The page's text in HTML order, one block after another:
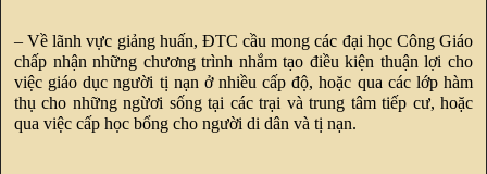
– Về lãnh vực giảng huấn, ĐTC cầu mong các đại học Công Giáo
chấp nhận những chương trình nhắm tạo điều kiện thuận lợi cho
việc giáo dục người tị nạn ở nhiều cấp độ, hoặc qua các lớp hàm
thụ cho những ngừơi sống tại các trại và trung tâm tiếp cư, hoặc
qua việc cấp học bổng cho người di dân và tị nạn.